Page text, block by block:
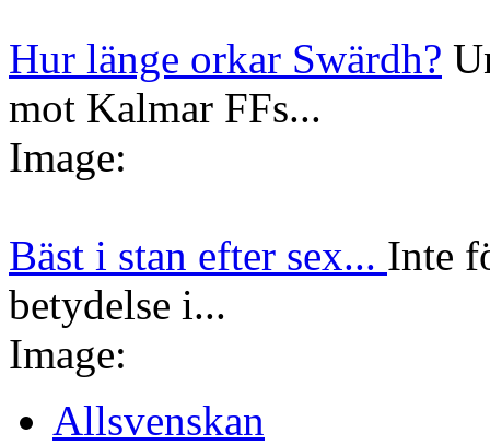
Hur länge orkar Swärdh?
mot Kalmar FFs...
Image:
Bäst i stan efter sex... Inte
betydelse i...
Image:
Allsvenskan